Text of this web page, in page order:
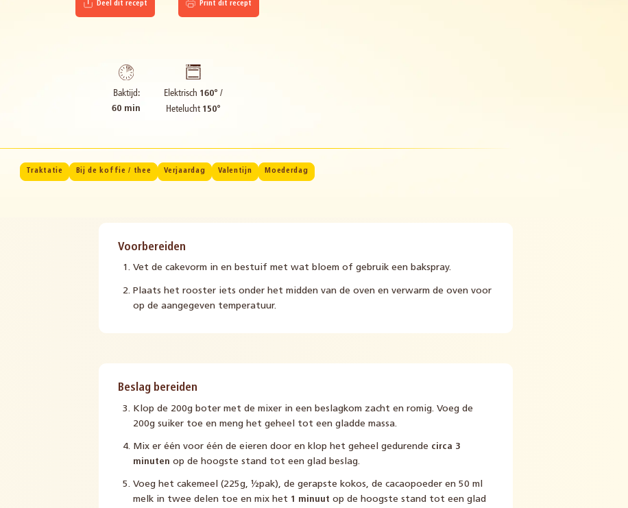
Deel dit recept Print dit recept
Baktijd:
60 min
Elektrisch 160° /
Hetelucht 150°
Traktatie Bij de koffie / thee Verjaardag Valentijn Moederdag
Voorbereiden
Vet de cakevorm in en bestuif met wat bloem of gebruik een bakspray.
Plaats het rooster iets onder het midden van de oven en verwarm de oven voor
op de aangegeven temperatuur.
Beslag bereiden
Klop de 200g boter met de mixer in een beslagkom zacht en romig. Voeg de
200g suiker toe en meng het geheel tot een gladde massa.
Mix er één voor één de eieren door en klop het geheel gedurende circa 3
minuten op de hoogste stand tot een glad beslag.
Voeg het cakemeel (225g, ½pak), de gerapste kokos, de cacaopoeder en 50 ml
melk in twee delen toe en mix het 1 minuutop de hoogste stand tot een glad